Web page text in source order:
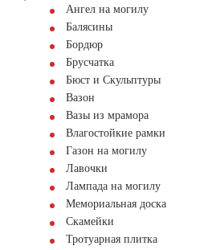
Ангел на могилу
Балясины
Бордюр
Брусчатка
Бюст и Скульптуры
Вазон
Вазы из мрамора
Влагостойкие рамки
Газон на могилу
Лавочки
Лампада на могилу
Мемориальная доска
Скамейки
Тротуарная плитка